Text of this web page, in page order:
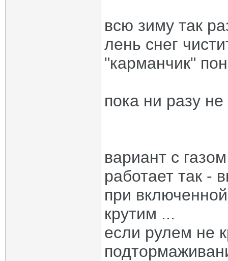
всю зиму так
лень снег
"карманчик"
пока ни разу
вариант с
работает так -
при
крутим ...
если рулем не